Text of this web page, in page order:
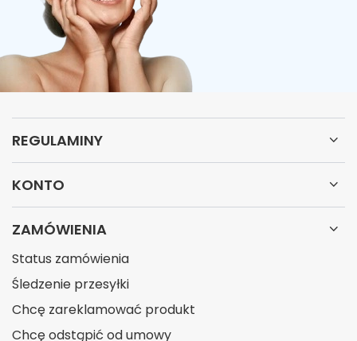
REGULAMINY
KONTO
ZAMÓWIENIA
Status zamówienia
Śledzenie przesyłki
Chcę zareklamować produkt
Chcę odstąpić od umowy